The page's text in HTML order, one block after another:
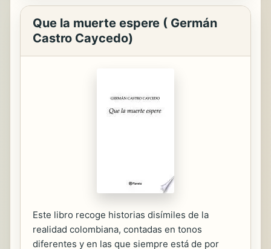
Que la muerte espere ( Germán
Castro Caycedo)
Este libro recoge historias disímiles de la
realidad colombiana, contadas en tonos
diferentes y en las que siempre está de por